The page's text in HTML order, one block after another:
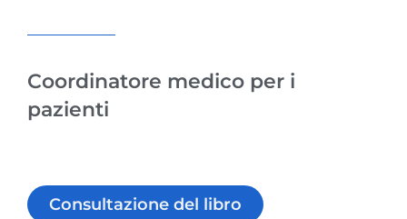
Coordinatore medico per i
pazienti
Consultazione del libro